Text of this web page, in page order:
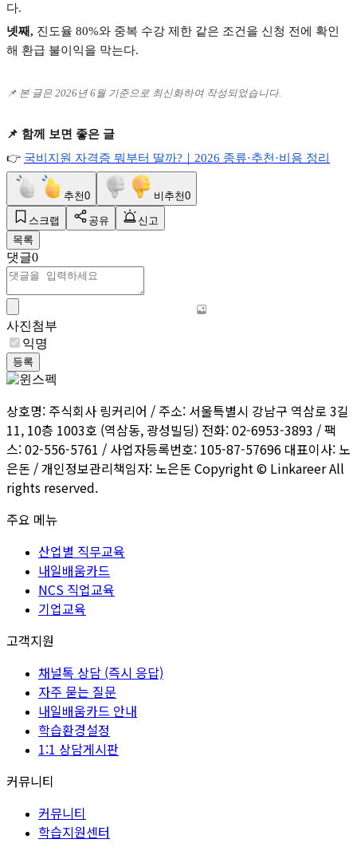
다.
넷째, 진도율 80%와 중복 수강 제한 같은 조건을 신청 전에 확인
해 환급 불이익을 막는다.
📌 본 글은 2026년 6월 기준으로 최신화하여 작성되었습니다.
📌 함께 보면 좋은 글
👉 국비지원 자격증 뭐부터 딸까? ｜2026 종류·추천·비용 정리
추천0 비추천0
스크랩 공유
신고
목록
댓글0
사진첨부
익명
등록
상호명: 주식회사 링커리어 / 주소: 서울특별시 강남구 역삼로 3길
11, 10층 1003호 (역삼동, 광성빌딩) 전화: 02-6953-3893 / 팩
스: 02-556-5761 / 사업자등록번호: 105-87-57696 대표이사: 노
은돈 / 개인정보관리책임자: 노은돈 Copyright © Linkareer All
rights reserved.
주요 메뉴
산업별 직무교육
내일배움카드
NCS 직업교육
기업교육
고객지원
채널톡 상담 (즉시 응답)
자주 묻는 질문
내일배움카드 안내
학습환경설정
1:1 상담게시판
커뮤니티
커뮤니티
학습지원센터